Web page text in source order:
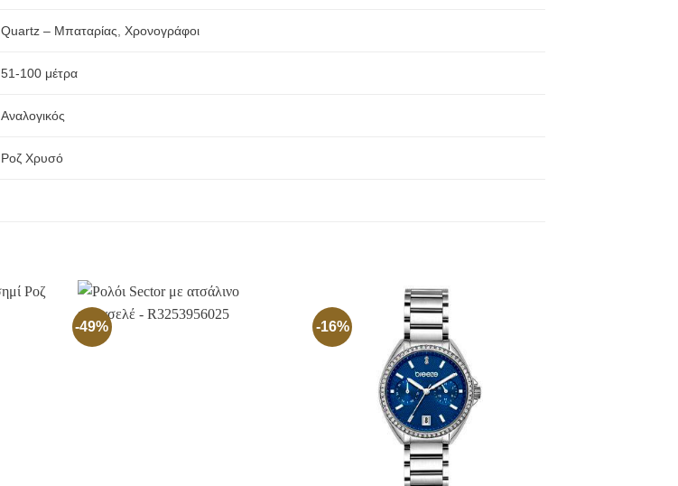
Quartz – Μπαταρίας,Χρονογράφοι
51-100 μέτρα
Αναλογικός
Ροζ Χρυσό
-49% -16%